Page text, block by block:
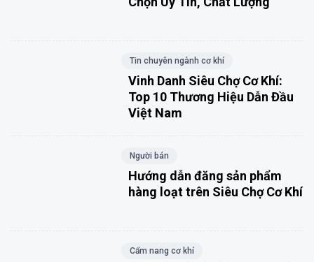
Tin chuyên ngành cơ khí
Vinh Danh Siêu Chợ Cơ Khí:
Top 10 Thương Hiệu Dẫn Đầu
Việt Nam
Người bán
Hướng dẫn đăng sản phẩm
hàng loạt trên Siêu Chợ Cơ Khí
Cẩm nang cơ khí